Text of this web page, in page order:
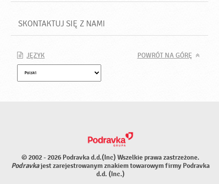
SKONTAKTUJ SIĘ Z NAMI
JĘZYK POWRÓT NA GÓRĘ
© 2002 - 2026 Podravka d.d.(Inc) Wszelkie prawa zastrzeżone.
Podravkajest zarejestrowanym znakiem towarowym firmy Podravka
d.d. (Inc.)